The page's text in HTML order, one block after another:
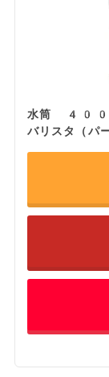
水筒
バリスタ（パ